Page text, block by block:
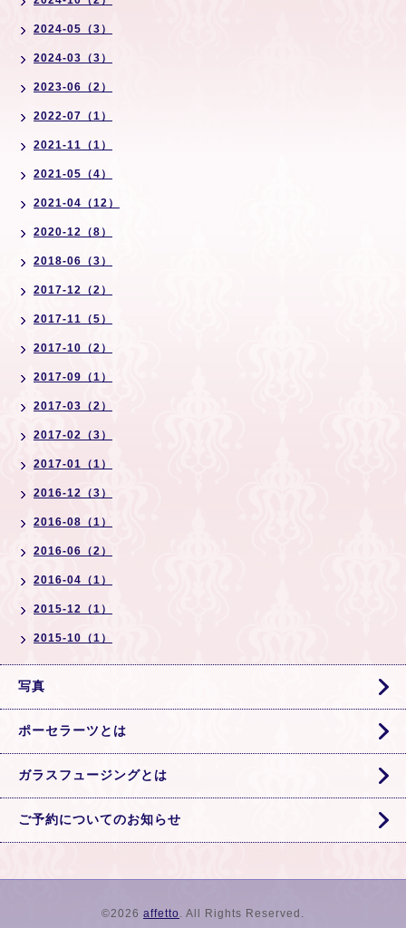
2024-05（3）
2024-03（3）
2023-06（2）
2022-07（1）
2021-11（1）
2021-05（4）
2021-04（12）
2020-12（8）
2018-06（3）
2017-12（2）
2017-11（5）
2017-10（2）
2017-09（1）
2017-03（2）
2017-02（3）
2017-01（1）
2016-12（3）
2016-08（1）
2016-06（2）
2016-04（1）
2015-12（1）
2015-10（1）
写真
ポーセラーツとは
ガラスフュージングとは
ご予約についてのお知らせ
©2026 affetto . All Rights Reserved.